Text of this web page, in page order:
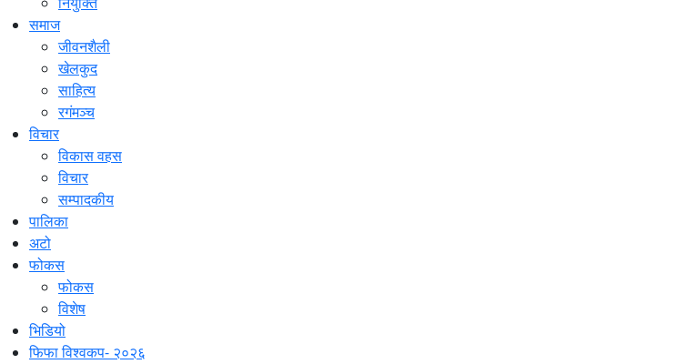
समाज
जीवनशैली
खेलकुद
साहित्य
रगंमञ्च
विचार
विकास वहस
विचार
सम्पादकीय
पालिका
अटो
फोकस
फोकस
विशेष
भिडियो
फिफा विश्वकप- २०२६